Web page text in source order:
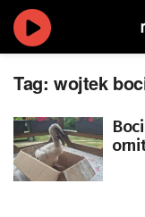
Tag: wojtek